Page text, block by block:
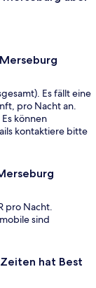
Es fällt eine
pro Nacht an.
können
kontaktiere bitte
pro Nacht.
sind
hat Best